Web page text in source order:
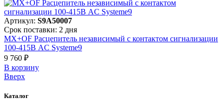
Артикул: S9A50007
Срок поставки: 2 дня
MX+OF Расцепитель независимый с контактом сигнализации
100-415В AC Systeme9
9 760 ₽
В корзинy
Вверх
Каталог